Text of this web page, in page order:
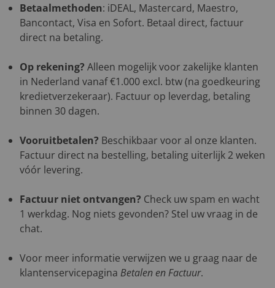
Betaalmethoden: iDEAL, Mastercard, Maestro,
Bancontact, Visa en Sofort. Betaal direct, factuur
direct na betaling.
Op rekening? Alleen mogelijk voor zakelijke klanten
in Nederland vanaf €1.000 excl. btw (na goedkeuring
kredietverzekeraar). Factuur op leverdag, betaling
binnen 30 dagen.
Vooruitbetalen? Beschikbaar voor al onze klanten.
Factuur direct na bestelling, betaling uiterlijk 2 weken
vóór levering.
Factuur niet ontvangen? Check uw spam en wacht
1 werkdag. Nog niets gevonden? Stel uw vraag in de
chat.
Voor meer informatie verwijzen we u graag naar de
klantenservicepagina Betalen en Factuur.